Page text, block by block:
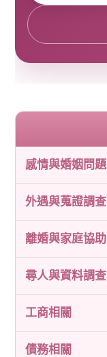
感情與婚姻問題
外遇與蒐證調查
離婚與家庭協助
尋人與資料調查
工商相關
債務相關